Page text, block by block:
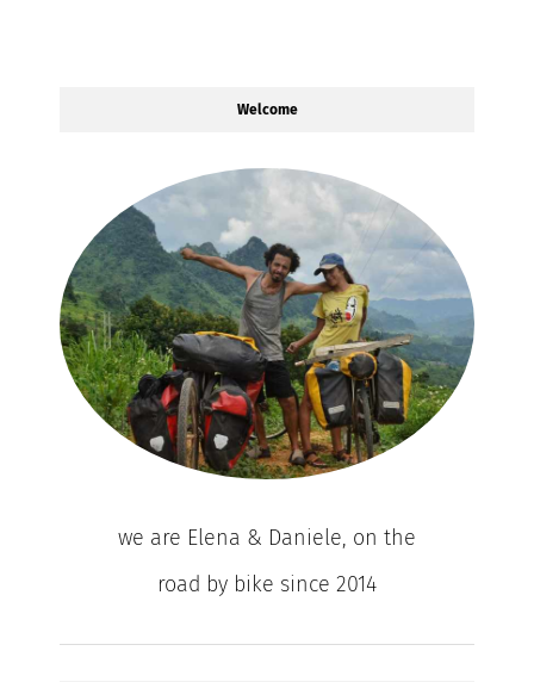
Welcome
we are Elena & Daniele, on the
road by bike since 2014